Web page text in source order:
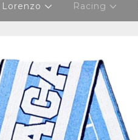
Lorenzo Racing